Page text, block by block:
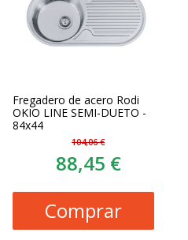
Fregadero de acero Rodi
OKIO LINE SEMI-DUETO -
84x44
104,06 €
88,45 €
Comprar